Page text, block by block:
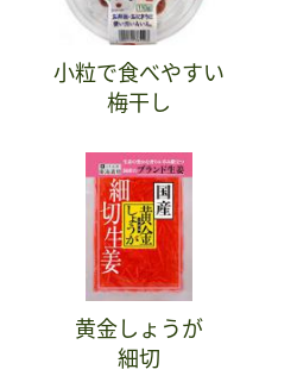
小粒で食べやすい
梅干し
黄金しょうが
細切